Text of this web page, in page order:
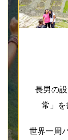
長男の
常」を
世界一周